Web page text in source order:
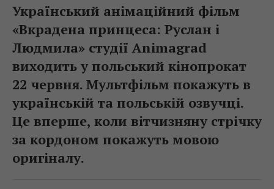
Український анімаційний фільм
«Вкрадена принцеса: Руслан і
Людмила» студії Animagrad
виходить у польський кінопрокат
22 червня. Мультфільм покажуть в
українській та польській озвучці.
Це вперше, коли вітчизняну стрічку
за кордоном покажуть мовою
оригіналу.